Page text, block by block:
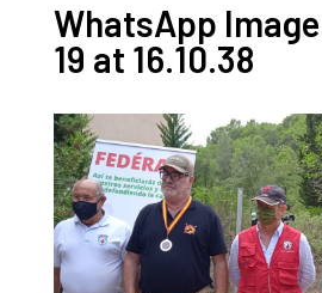
WhatsApp
19 at 16.10.38